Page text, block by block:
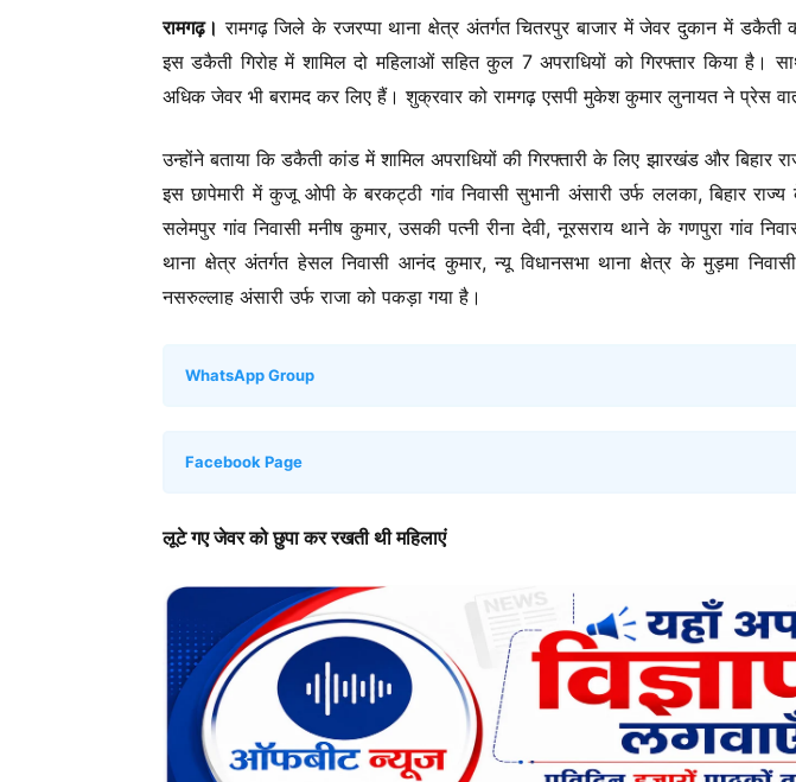
रामगढ़। रामगढ़ जिले के रजरप्पा थाना क्षेत्र अंतर्गत चितरपुर बाजार में जेवर दुकान में
इस डकैती गिरोह में शामिल दो महिलाओं सहित कुल 7 अपराधियों को गिरफ्तार किया
अधिक जेवर भी बरामद कर लिए हैं। शुक्रवार को रामगढ़ एसपी मुकेश कुमार लुनायत ने प्रेस
उन्होंने बताया कि डकैती कांड में शामिल अपराधियों की गिरफ्तारी के लिए झारखंड और बिहार
इस छापेमारी में कुजू ओपी के बरकट्ठी गांव निवासी सुभानी अंसारी उर्फ ललका, बिहार
सलेमपुर गांव निवासी मनीष कुमार, उसकी पत्नी रीना देवी, नूरसराय थाने के गणपुरा गांव
थाना क्षेत्र अंतर्गत हेसल निवासी आनंद कुमार, न्यू विधानसभा थाना क्षेत्र के मुड़मा
नसरुल्लाह अंसारी उर्फ राजा को पकड़ा गया है।
WhatsApp Group
Facebook Page
लूटे गए जेवर को छुपा कर रखती थी महिलाएं